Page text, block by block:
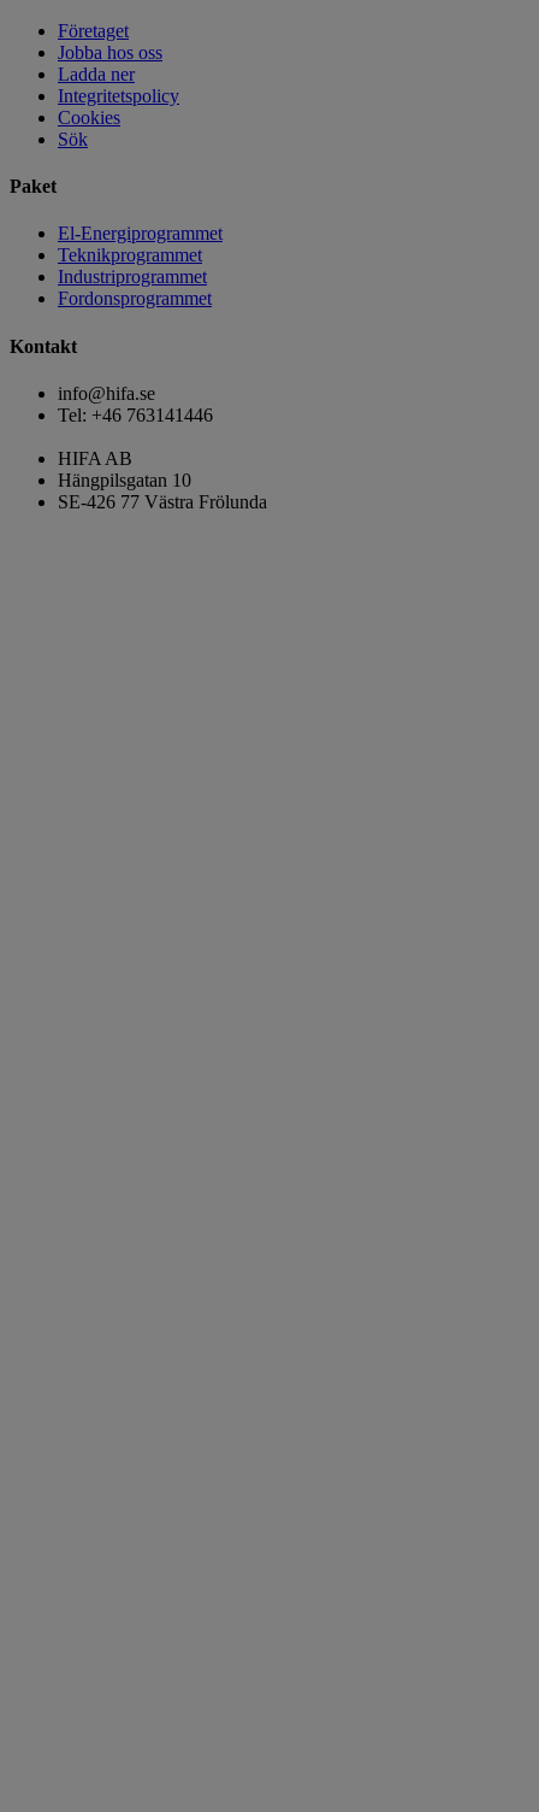
Företaget
Jobba hos oss
Ladda ner
Integritetspolicy
Cookies
Sök
Paket
El-Energiprogrammet
Teknikprogrammet
Industriprogrammet
Fordonsprogrammet
Kontakt
info@hifa.se
Tel: +46 763141446
HIFA AB
Hängpilsgatan 10
SE-426 77 Västra Frölunda